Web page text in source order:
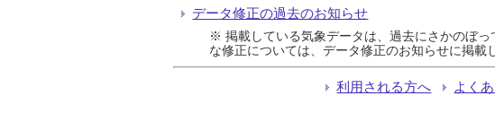
データ修正の過去のお知らせ
※ 掲載している気象データは、過去にさかのぼ
な修正については、データ修正のお知らせに掲載
利用される方へ よく